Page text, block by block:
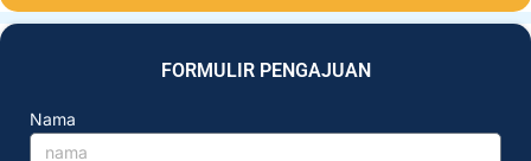
FORMULIR PENGAJUAN
Nama